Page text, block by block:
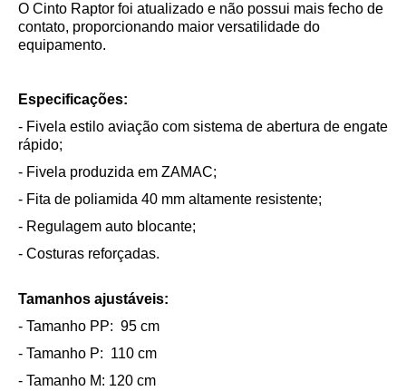
O Cinto Raptor foi atualizado e não possui mais fecho de
contato, proporcionando maior versatilidade do
equipamento.
Especificações:
- Fivela estilo aviação com sistema de abertura de engate
rápido;
- Fivela produzida em ZAMAC;
- Fita de poliamida 40 mm altamente resistente;
- Regulagem auto blocante;
- Costuras reforçadas.
Tamanhos ajustáveis:
- Tamanho PP: 95 cm
- Tamanho P: 110 cm
- Tamanho M: 120 cm